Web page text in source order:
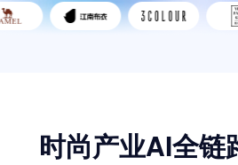
时尚产业AI全链